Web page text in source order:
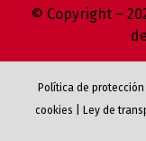
© Copyright –
Política de
cookies
Ley de